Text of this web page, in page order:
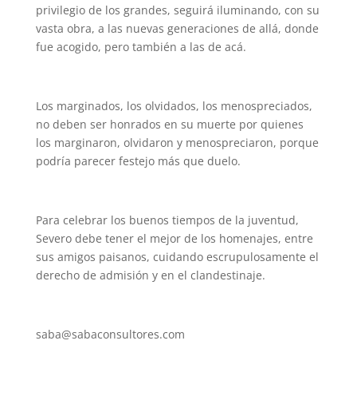
privilegio de los grandes, seguirá iluminando, con su
vasta obra, a las nuevas generaciones de allá, donde
fue acogido, pero también a las de acá.
Los marginados, los olvidados, los menospreciados,
no deben ser honrados en su muerte por quienes
los marginaron, olvidaron y menospreciaron, porque
podría parecer festejo más que duelo.
Para celebrar los buenos tiempos de la juventud,
Severo debe tener el mejor de los homenajes, entre
sus amigos paisanos, cuidando escrupulosamente el
derecho de admisión y en el clandestinaje.
saba@sabaconsultores.com